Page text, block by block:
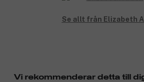
Se allt från Elizabeth
Vi rekommenderar detta till